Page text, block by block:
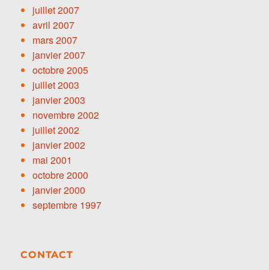
juillet 2007
avril 2007
mars 2007
janvier 2007
octobre 2005
juillet 2003
janvier 2003
novembre 2002
juillet 2002
janvier 2002
mai 2001
octobre 2000
janvier 2000
septembre 1997
CONTACT